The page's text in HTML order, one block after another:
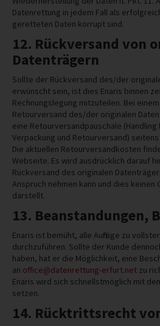
Datenrettung in jedem Fall als
geretteten Daten korrupt sind.
12. Rückversand von
Datenträgern
Sollte der Rückversand des/der
erwünscht sein, ist dies Enaris binnen
Rechnungslegung mitzuteilen. Bei
Retourversand des/der originalen
eine Retourversandpauschale
Verpackung und Retourversand)
Die aktuellen Retourversandkosten
Webseite. Es wird ausdrücklich darauf
Rückversand des originalen
Anspruch nehmen kann und dies keinen
darstellt.
13. Beanstandungen,
Enaris ist bemüht, alle Aufträge zu
durchzuführen. Sollte der Kunde
haben, hat er die Möglichkeit, eine
an office@datenrettung-erfurt.net zu
Enaris wird sich schnellstmöglich mit
setzen.
14. Rücktrittsrecht